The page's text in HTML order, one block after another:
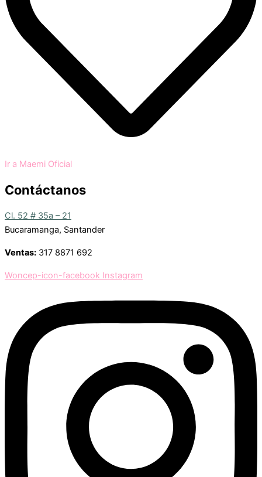
Ir a Maemi Oficial
Contáctanos
Cl. 52 # 35a – 21
Bucaramanga, Santander
Ventas: 317 8871 692
Woncep-icon-facebook Instagram